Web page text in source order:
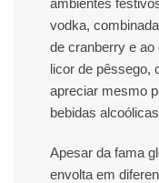
ambientes
vodka,
de cranberry e
licor de pêssego,
apreciar mesmo
bebidas
Apesar da fama
envolta em